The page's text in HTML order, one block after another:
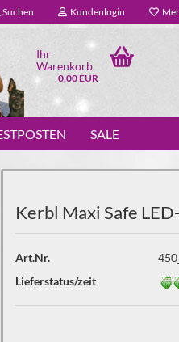
Suchen Kundenlogin
Ihr
Warenkorb
0,00 EUR
SALE
Kerbl Maxi Safe
Art.Nr.
Lieferstatus/zeit